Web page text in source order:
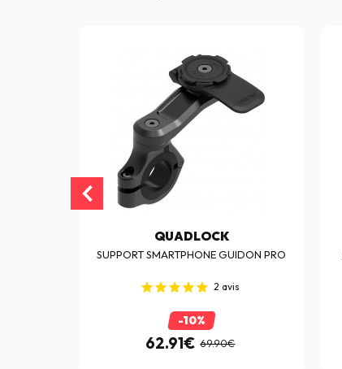
QUADLOCK
SUPPORT SMARTPHONE GUIDON PRO
2 avis
-10%
62.91€ 69.90€